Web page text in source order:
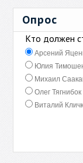
Опрос
Кто должен
Арсений
Юлия
Михаил
Олег Тягнибок
Виталий